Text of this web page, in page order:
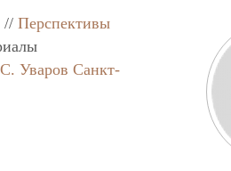
// Перспективы
Уваров Санкт-